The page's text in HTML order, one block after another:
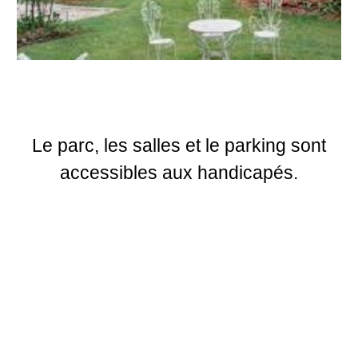
Le parc, les salles et le parking sont
accessibles aux handicapés.